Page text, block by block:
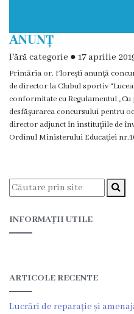
Aşezare
geografică
Istoria
Floreşti
Oraşului
Potenţialul
turistic
demografic
ANUNȚ
Fără categorie ● 17 aprilie
Primăria or. Floreşti anunţă
de director la Clubul sportiv
conformitate cu Regulamentul
desfăşurarea concursului pentru
director adjunct în instituţiile de
Ordinul Ministerului Educaţiei
INFORMAȚII UTILE
ARTICOLE RECENTE
Lucrări de reparație și